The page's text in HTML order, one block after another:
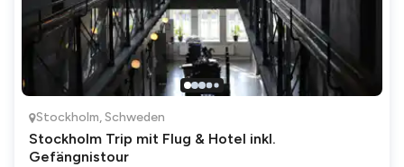
Stockholm,Schweden
Stockholm Trip mit Flug & Hotel inkl.
Gefängnistour